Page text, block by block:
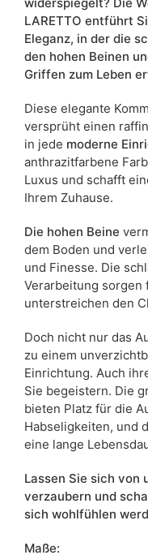
LARETTO entführt
Eleganz, in der die
den hohen Beinen
Griffen zum Leben
Diese elegante
versprüht einen
in jede moderne
anthrazitfarbene
Luxus und schafft
Ihrem Zuhause.
Die hohen Beine
dem Boden und
und Finesse. Die
Verarbeitung sorgen
unterstreichen den
Doch nicht nur das
zu einem
Einrichtung. Auch
Sie begeistern. Die
bieten Platz für die
Habseligkeiten, und
eine lange
Lassen Sie sich von
verzaubern und
sich wohlfühlen
Maße: